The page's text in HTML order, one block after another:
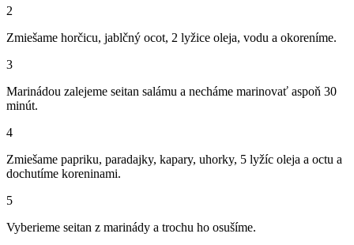
2
Zmiešame horčicu, jablčný ocot, 2 lyžice oleja, vodu a okoreníme.
3
Marinádou zalejeme seitan salámu a necháme marinovať aspoň 30
minút.
4
Zmiešame papriku, paradajky, kapary, uhorky, 5 lyžíc oleja a octu a
dochutíme koreninami.
5
Vyberieme seitan z marinády a trochu ho osušíme.